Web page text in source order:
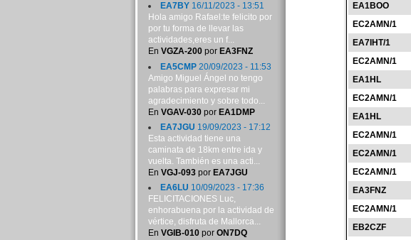
EA1BOO
EC2AMN/1
EA7IHT/1
EC2AMN/1
EA1HL
EC2AMN/1
EA1HL
EC2AMN/1
EC2AMN/1
EC2AMN/1
EA3FNZ
EC2AMN/1
EB2CZF
EA7BY16/11/2023 - 13:51
Hola amigo Rafael:te felicito por
por tu forma de llevar las
actividades,eres un f...
En VGZA-200por EA3FNZ
EA5CMP20/09/2023 - 11:53
Amigo Miguel Ángel no tengo
palabras para expresar mi
agradecimiento y sobre todo...
En VGAV-030por EA1DMP
EA7JGU 19/09/2023 - 17:12
Esta actividad tiene una
caminata de 18km entre ida y
vuelta. También es una acti...
En VGJ-093por EA7JGU
EA6LU 10/09/2023 - 17:36
FELICITACIONES Luc,
enhorabuena por la actividad de
vértice, disfruta de Mallorca...
En VGIB-010por ON7DQ